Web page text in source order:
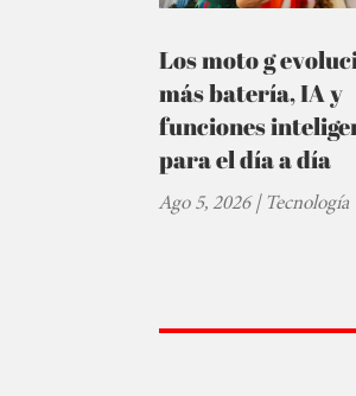
Los moto g
más batería, IA y
funciones
para el día a día
Ago 5, 2026|Tecnología